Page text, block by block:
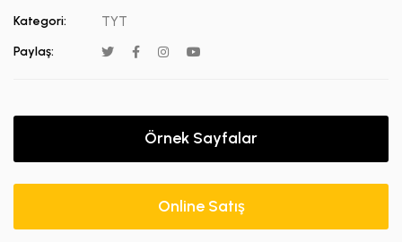
Kategori: TYT
Paylaş:
Örnek Sayfalar
Online Satış